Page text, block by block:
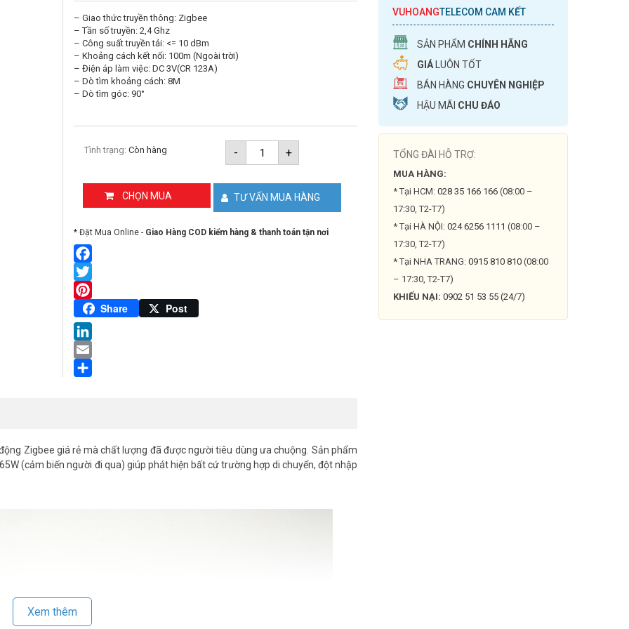
– Giao thức truyền thông: Zigbee
– Tần số truyền: 2,4 Ghz
– Công suất truyền tải: <= 10 dBm
– Khoảng cách kết nối: 100m (Ngoài trời)
– Điện áp làm việc: DC 3V(CR 123A)
– Dò tìm khoảng cách: 8M
– Dò tìm góc: 90°
-
Cảm
biến
chuyển
Zigbee
GOMAN
GM-
SM0365W
+
Tình trạng: Còn hàng
CHỌN MUA TƯ VẤN MUA HÀNG
* Đặt Mua Online - Giao Hàng COD kiểm hàng & thanh toán tận nơi
Facebook
Twitter
Pinterest
Share Post
LinkedIn
Email
Zigbee giá rẻ mà chất lượng đã được người tiêu dùng ưa chuộng. Sản phẩm
(cảm biến người đi qua) giúp phát hiện bất cứ trường hợp di chuyển, đột nhập
Xem thêm
VUHOANGTELECOM CAM KẾT
SẢN PHẨM CHÍNH HÃNG
GIÁ LUÔN TỐT
BÁN HÀNG CHUYÊN NGHIỆP
HẬU MÃI CHU ĐÁO
TỔNG ĐÀI HỖ TRỢ:
MUA HÀNG:
* Tại HCM: 028 35 166 166 (08:00 –
17:30, T2-T7)
* Tại HÀ NỘI: 024 6256 1111 (08:00 –
17:30, T2-T7)
* Tại NHA TRANG: 0915 810 810 (08:00
– 17:30, T2-T7)
KHIẾU NẠI: 0902 51 53 55 (24/7)